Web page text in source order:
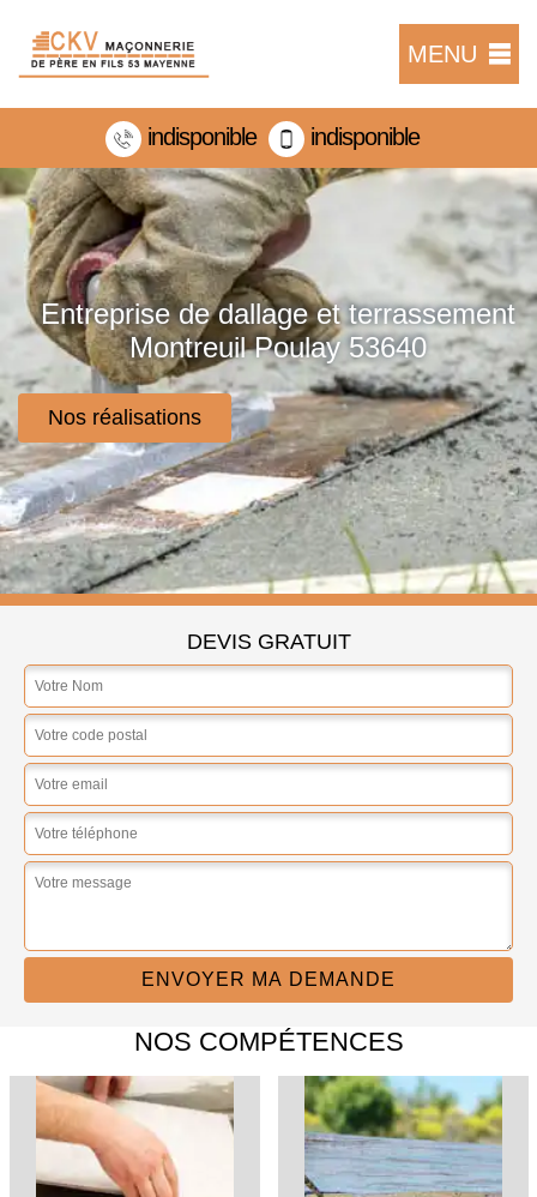
MENU
indisponible indisponible
Entreprise de dallage et terrassement
Montreuil Poulay 53640
Nos réalisations
DEVIS GRATUIT
NOS COMPÉTENCES